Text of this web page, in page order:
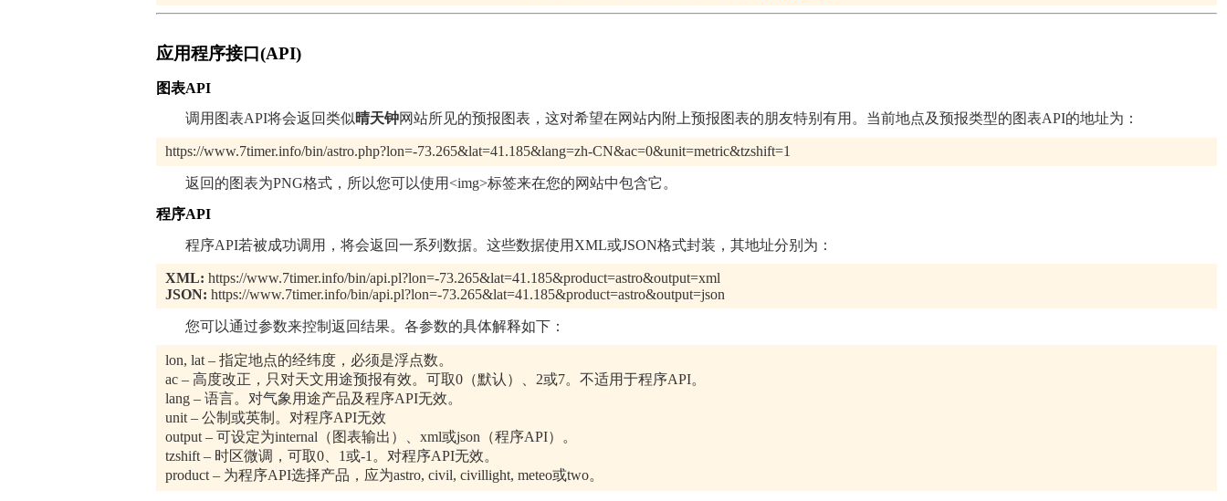
应用程序接口(API)
图表API
调用图表API将会返回类似晴天钟网站所见的预报图表，这对希望在网站内附上预报图表的朋友特别有用。当前地点及预报类型的图表API的地址为：
https://www.7timer.info/bin/astro.php?lon=-73.265&lat=41.185&lang=zh-CN&ac=0&unit=metric&tzshift=1
返回的图表为PNG格式，所以您可以使用<img>标签来在您的网站中包含它。
程序API
程序API若被成功调用，将会返回一系列数据。这些数据使用XML或JSON格式封装，其地址分别为：
XML: https://www.7timer.info/bin/api.pl?lon=-73.265&lat=41.185&product=astro&output=xml
JSON: https://www.7timer.info/bin/api.pl?lon=-73.265&lat=41.185&product=astro&output=json
您可以通过参数来控制返回结果。各参数的具体解释如下：
lon, lat – 指定地点的经纬度，必须是浮点数。
ac – 高度改正，只对天文用途预报有效。可取0（默认）、2或7。不适用于程序API。
lang – 语言。对气象用途产品及程序API无效。
unit – 公制或英制。对程序API无效
output – 可设定为internal（图表输出）、xml或json（程序API）。
tzshift – 时区微调，可取0、1或-1。对程序API无效。
product – 为程序API选择产品，应为astro, civil, civillight, meteo或two。